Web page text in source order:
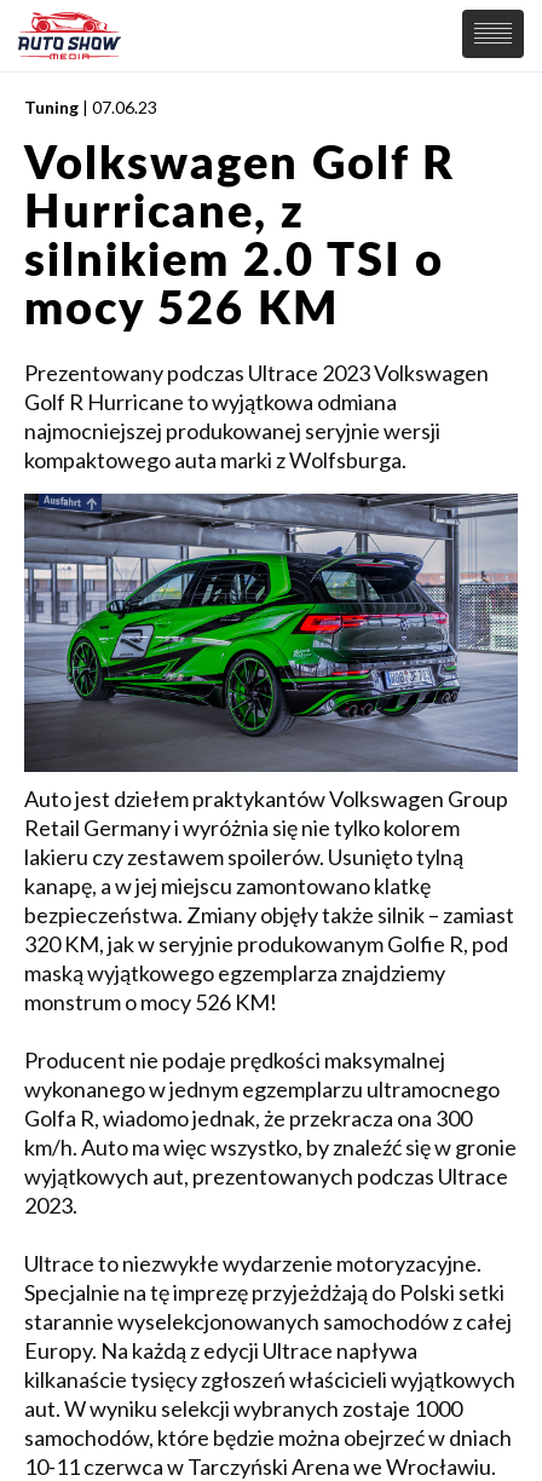
PREMIERY
SAMOCHODY
Wiadomości
Samochody Koncepcyjne
Tuning
Elektryczne
MOTORSPORT
Tuning | 07.06.23
Volkswagen Golf R
Hurricane, z
silnikiem 2.0 TSI o
mocy 526 KM
Prezentowany podczas Ultrace 2023 Volkswagen
Golf R Hurricane to wyjątkowa odmiana
najmocniejszej produkowanej seryjnie wersji
kompaktowego auta marki z Wolfsburga.
Auto jest dziełem praktykantów Volkswagen Group
Retail Germany i wyróżnia się nie tylko kolorem
lakieru czy zestawem spoilerów. Usunięto tylną
kanapę, a w jej miejscu zamontowano klatkę
bezpieczeństwa. Zmiany objęły także silnik – zamiast
320 KM, jak w seryjnie produkowanym Golfie R, pod
maską wyjątkowego egzemplarza znajdziemy
monstrum o mocy 526 KM!
Producent nie podaje prędkości maksymalnej
wykonanego w jednym egzemplarzu ultramocnego
Golfa R, wiadomo jednak, że przekracza ona 300
km/h. Auto ma więc wszystko, by znaleźć się w gronie
wyjątkowych aut, prezentowanych podczas Ultrace
2023.
Ultrace to niezwykłe wydarzenie motoryzacyjne.
Specjalnie na tę imprezę przyjeżdżają do Polski setki
starannie wyselekcjonowanych samochodów z całej
Europy. Na każdą z edycji Ultrace napływa
kilkanaście tysięcy zgłoszeń właścicieli wyjątkowych
aut. W wyniku selekcji wybranych zostaje 1000
samochodów, które będzie można obejrzeć w dniach
10-11 czerwca w Tarczyński Arena we Wrocławiu.